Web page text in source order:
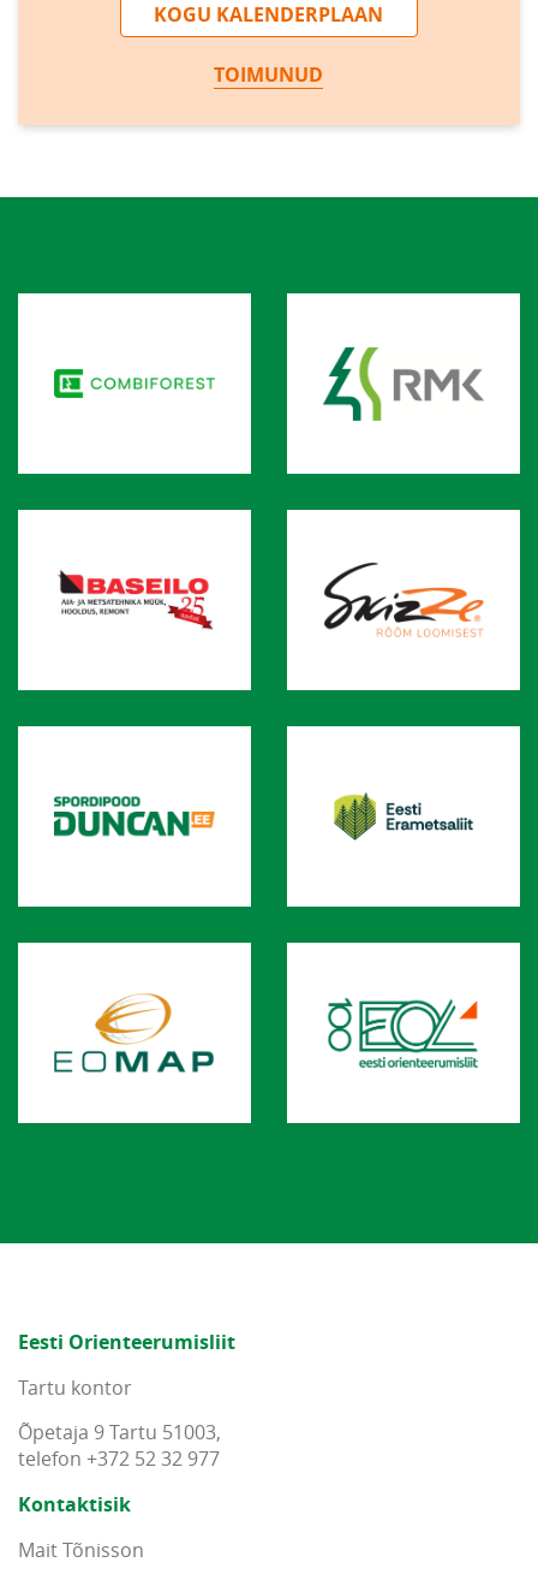
KOGU KALENDERPLAAN
TOIMUNUD
Eesti Orienteerumisliit
Tartu kontor
Õpetaja 9 Tartu 51003,
telefon +372 52 32 977
Kontaktisik
Mait Tõnisson